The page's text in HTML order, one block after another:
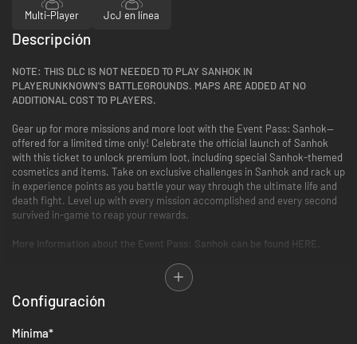
Multi-Player JcJ en línea
Descripción
NOTE: THIS DLC IS NOT NEEDED TO PLAY SANHOK IN
PLAYERUNKNOWN'S BATTLEGROUNDS. MAPS ARE ADDED AT NO
ADDITIONAL COST TO PLAYERS.
Gear up for more missions and more loot with the Event Pass: Sanhok—
offered for a limited time only! Celebrate the official launch of Sanhok
with this ticket to unlock premium loot, including special Sanhok-themed
cosmetics and items. Take on exclusive challenges in Sanhok and rack up
in experience points as you battle your way through the ultimate life and
death fight. Level up with every mission accomplished and every second
survived in-game to reap your rewards.
More information about the Event Pass: Sanhok can be found HERE.
Permanently unlock these premium rewards (and more!) with the Event
- JAILBIRD and ESCAPEE Outfit: Sport the look of a fugitive on loose!
in a studly Guard uniform.
Configuración
Mínima*